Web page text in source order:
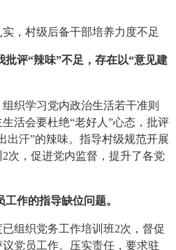
村级后备干部培养力度不足
批评“辣味”不足，存在以“意见建
织学习党内政治生活若干准则
活会要杜绝“老好人”心态，批评
出汗”的辣味。指导村级规范开展
次，促进党内监督，提升了各党
作的指导缺位问题。
织党务工作培训班2次，督促
党员工作。压实责任，要求驻